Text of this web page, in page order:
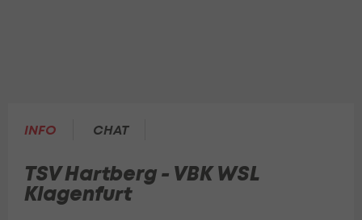
INFO CHAT
TSV Hartberg - VBK WSL
Klagenfurt